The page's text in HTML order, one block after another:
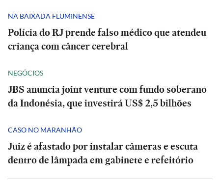
NA BAIXADA FLUMINENSE
Polícia do RJ prende falso médico que atendeu
criança com câncer cerebral
NEGÓCIOS
JBS anuncia joint venture com fundo soberano
da Indonésia, que investirá US$ 2,5 bilhões
CASO NO MARANHÃO
Juiz é afastado por instalar câmeras e escuta
dentro de lâmpada em gabinete e refeitório